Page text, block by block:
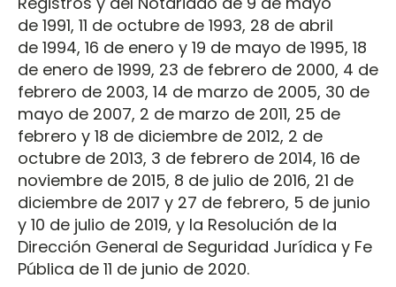
de 1991, 11 de octubre de 1993, 28 de abril
de 1994, 16 de enero y 19 de mayo de 1995, 18
de enero de 1999, 23 de febrero de 2000, 4 de
febrero de 2003, 14 de marzo de 2005, 30 de
mayo de 2007, 2 de marzo de 2011, 25 de
febrero y 18 de diciembre de 2012, 2 de
octubre de 2013, 3 de febrero de 2014, 16 de
noviembre de 2015, 8 de julio de 2016, 21 de
diciembre de 2017 y 27 de febrero, 5 de junio
y 10 de julio de 2019, y la Resolución de la
Dirección General de Seguridad Jurídica y Fe
Pública de 11 de junio de 2020.